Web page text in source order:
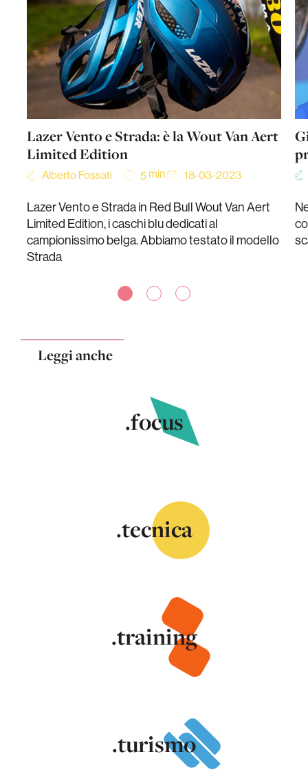
Lazer Vento e Strada: è la Wout Van Aert
Limited Edition
Alberto Fossati 5 min 18-03-2023
Lazer Vento e Strada in Red Bull Wout Van Aert
Limited Edition, i caschi blu dedicati al
campionissimo belga. Abbiamo testato il modello
Strada
Leggi anche
.focus
.tecnica
.training
.turismo